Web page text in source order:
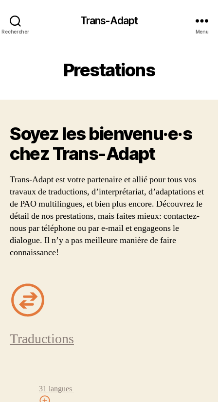
Rechercher
Trans-Adapt
Menu
Prestations
Soyez les bienvenu·e·s
chez Trans‑Adapt
Trans-Adapt est votre partenaire et allié pour tous vos
travaux de traductions, d’interprétariat, d’adaptations et
de PAO multilingues, et bien plus encore. Découvrez le
détail de nos prestations, mais faites mieux: contactez-
nous par téléphone ou par e-mail et engageons le
dialogue. Il n’y a pas meilleure manière de faire
connaissance!
Traductions
31 langues